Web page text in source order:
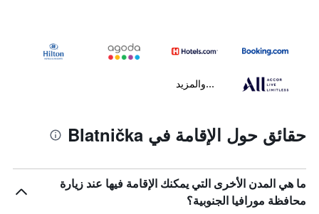
...والمزيد
حقائق حول الإقامة في Blatnička
ما هي المدن الأخرى التي يمكنك الإقامة فيها عند زيارة
محافظة مورافيا الجنوبية؟